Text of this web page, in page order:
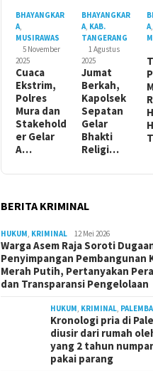
BHAYANGKAR
A,
MUSIRAWAS
5 November
2025
Cuaca
Ekstrim,
Polres
Mura dan
Stakehold
er Gelar
A…
BHAYANGKAR
A, KAB.
TANGERANG
1 Agustus
2025
Jumat
Berkah,
Kapolsek
Sepatan
Gelar
Bhakti
Religi…
A,
BERITA KRIMINAL
HUKUM, KRIMINAL 12 Mei 2026
Warga Asem Raja Soroti
Penyimpangan Pembangunan
Merah Putih, Pertanyakan
dan Transparansi Pengelolaan
HUKUM, KRIMINAL,
Kronologi pria di
diusir dari rumah
yang 2 tahun
pakai parang